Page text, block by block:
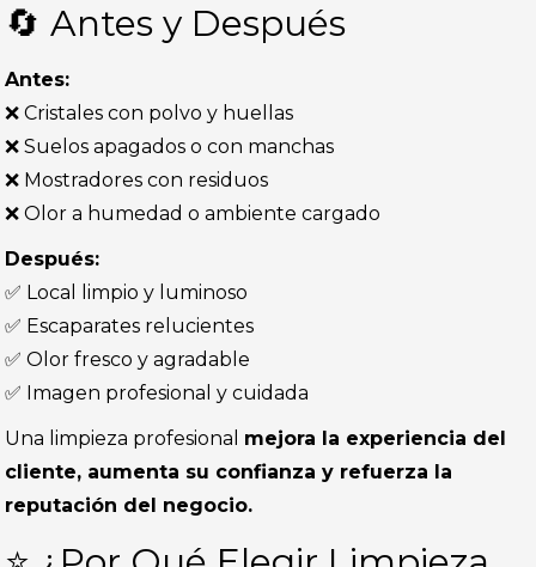
🔄 Antes y Después
Antes:
❌ Cristales con polvo y huellas
❌ Suelos apagados o con manchas
❌ Mostradores con residuos
❌ Olor a humedad o ambiente cargado
Después:
✅ Local limpio y luminoso
✅ Escaparates relucientes
✅ Olor fresco y agradable
✅ Imagen profesional y cuidada
Una limpieza profesional mejora la experiencia del
cliente, aumenta su confianza y refuerza la
reputación del negocio.